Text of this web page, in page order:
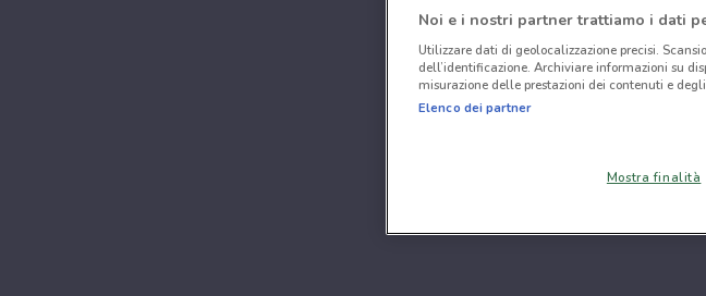
Noi e i nostri partner trattiamo i dati
Utilizzare dati di geolocalizzazione precisi.
dell’identificazione. Archiviare informazioni su
misurazione delle prestazioni dei contenuti e
Elenco dei partner
Mostra finalità